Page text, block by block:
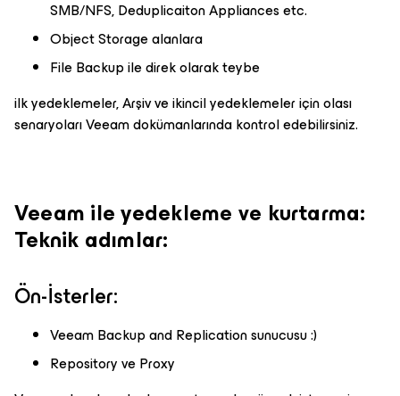
SMB/NFS, Deduplicaiton Appliances etc.
Object Storage alanlara
File Backup ile direk olarak teybe
ilk yedeklemeler, Arşiv ve ikincil yedeklemeler için olası
senaryoları Veeam dokümanlarında kontrol edebilirsiniz.
Veeam ile yedekleme ve kurtarma:
Teknik adımlar:
Ön-İsterler:
Veeam Backup and Replication sunucusu :)
Repository ve Proxy